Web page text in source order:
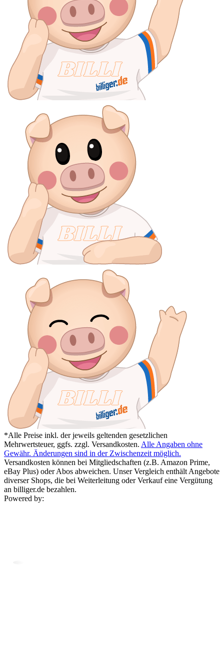
*Alle Preise inkl. der jeweils geltenden gesetzlichen
Mehrwertsteuer, ggfs. zzgl. Versandkosten. Alle Angaben ohne
Gewähr. Änderungen sind in der Zwischenzeit möglich.
Versandkosten können bei Mitgliedschaften (z.B. Amazon Prime,
eBay Plus) oder Abos abweichen. Unser Vergleich enthält Angebote
diverser Shops, die bei Weiterleitung oder Verkauf eine Vergütung
an billiger.de bezahlen.
Powered by: